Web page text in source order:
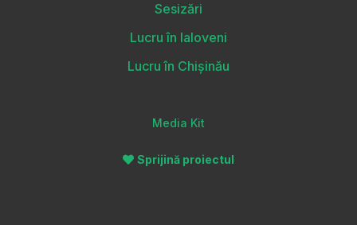
Sesizări
Lucru în Ialoveni
Lucru în Chișinău
Media Kit
Sprijină proiectul